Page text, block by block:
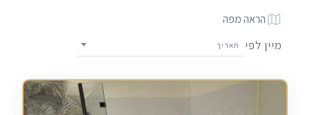
הראה מפה
מיין לפי תאריך